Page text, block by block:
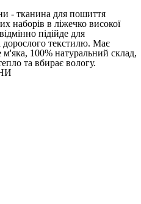
- тканина для пошиття
наборів в ліжечко високої
підійде для
дорослого текстилю. Має
100% натуральний склад,
та вбирає вологу.